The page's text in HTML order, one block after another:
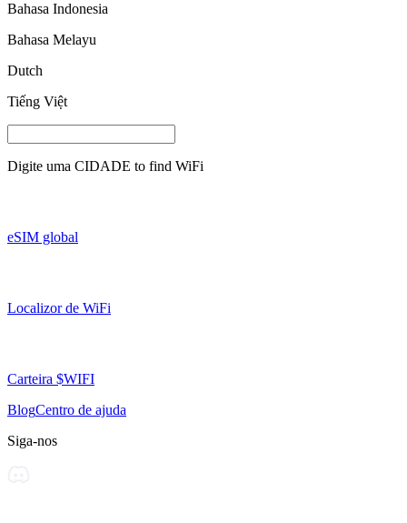
Bahasa Indonesia
Bahasa Melayu
Dutch
Tiếng Việt
Digite uma CIDADE to find WiFi
eSIM global
Localizor de WiFi
Carteira $WIFI
BlogCentro de ajuda
Siga-nos